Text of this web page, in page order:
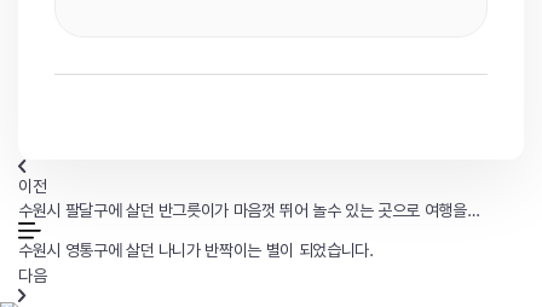
이전
수원시 팔달구에 살던 반그릇이가 마음껏 뛰어 놀수 있는 곳으로 여행을
떠났습니다.
수원시 영통구에 살던 나니가 반짝이는 별이 되었습니다.
다음